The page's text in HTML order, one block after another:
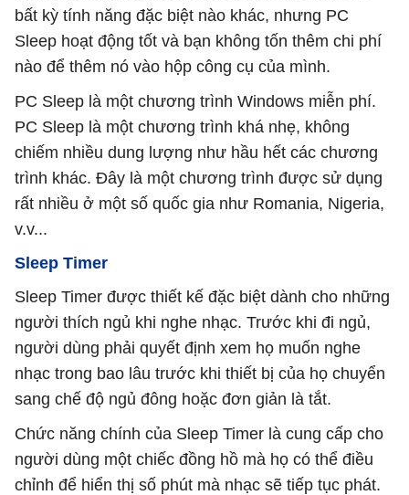
bất kỳ tính năng đặc biệt nào khác, nhưng PC
Sleep hoạt động tốt và bạn không tốn thêm chi phí
nào để thêm nó vào hộp công cụ của mình.
PC Sleep là một chương trình Windows miễn phí.
PC Sleep là một chương trình khá nhẹ, không
chiếm nhiều dung lượng như hầu hết các chương
trình khác. Đây là một chương trình được sử dụng
rất nhiều ở một số quốc gia như Romania, Nigeria,
v.v...
Sleep Timer
Sleep Timer được thiết kế đặc biệt dành cho những
người thích ngủ khi nghe nhạc. Trước khi đi ngủ,
người dùng phải quyết định xem họ muốn nghe
nhạc trong bao lâu trước khi thiết bị của họ chuyển
sang chế độ ngủ đông hoặc đơn giản là tắt.
Chức năng chính của Sleep Timer là cung cấp cho
người dùng một chiếc đồng hồ mà họ có thể điều
chỉnh để hiển thị số phút mà nhạc sẽ tiếp tục phát.